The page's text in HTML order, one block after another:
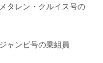
タレン・クルイス号の
ャンビ号の乗組員